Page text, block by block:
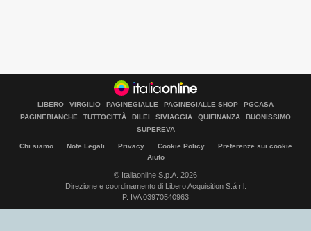
LIBERO VIRGILIO PAGINEGIALLE PAGINEGIALLE SHOP
PGCASA
PAGINEBIANCHE
TUTTOCITTÀ DILEI SIVIAGGIA QUIFINANZA
BUONISSIMO
SUPEREVA
Chi siamo Note Legali Privacy Cookie Policy
Preferenze sui cookie
Aiuto
© Italiaonline S.p.A. 2026
Direzione e coordinamento di Libero Acquisition S.á r.l.
P. IVA 03970540963